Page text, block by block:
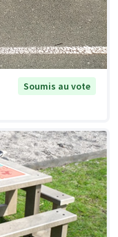
Soumis au vote